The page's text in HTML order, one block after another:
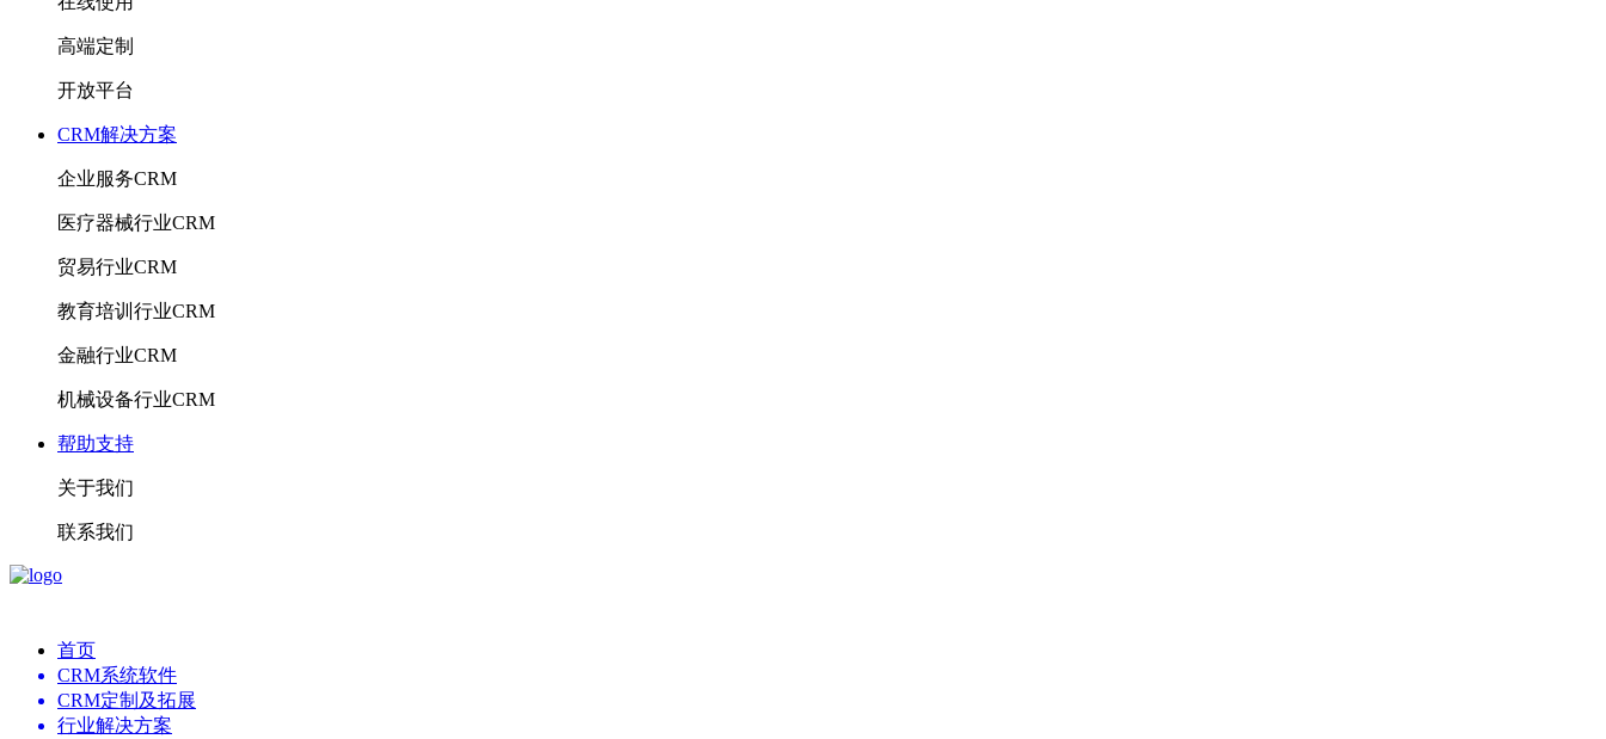
高端定制
开放平台
CRM解决方案
企业服务CRM
医疗器械行业CRM
贸易行业CRM
教育培训行业CRM
金融行业CRM
机械设备行业CRM
帮助支持
关于我们
联系我们
首页
CRM系统软件
CRM定制及拓展
行业解决方案